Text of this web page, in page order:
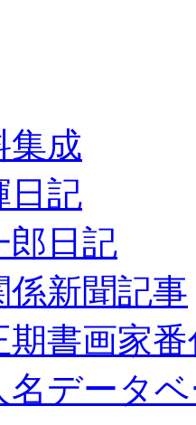
集成
日記
郎日記
係新聞記事
期書画家
名データ